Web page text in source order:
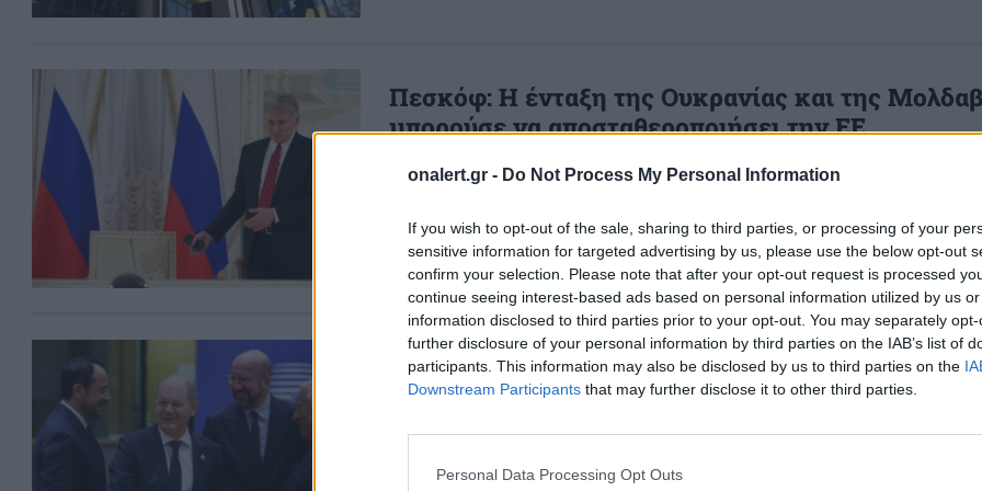
onalert.gr - Do Not Process My Personal Information
If you wish to opt-out of the sale, sharing to third parties, or processing of your
sensitive information for targeted advertising by us, please use the below opt-out
confirm your selection. Please note that after your opt-out request is processed
continue seeing interest-based ads based on personal information utilized by us
information disclosed to third parties prior to your opt-out. You may separately
further disclosure of your personal information by third parties on the IAB’s list of
participants. This information may also be disclosed by us to third parties on the
Downstream Participants that may further disclose it to other third parties.
Personal Data Processing Opt Outs
Πεσκόφ: Η ένταξη της Ουκρανίας και της
μπορούσε να αποσταθεροποιήσει την ΕΕ
Ένωσης», δήλωσε σε δημοσιογράφους ο Ντμίτρι Πεσκόφ.
Χριστοδουλίδης: Συμφωνούμε απόλυτα με την
για την Ουκρανία, αλλά ο τρόπος λήψης της
αρνητικό προηγούμενο
βρούμε μπροστά μας σε επόμενες συζητήσεις» προσέθεσε ο κ.